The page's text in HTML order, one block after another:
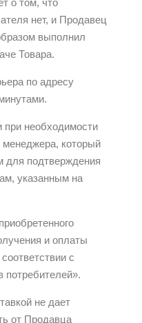
о том, что
нет, и Продавец
выполнил
Товара.
по адресу
при необходимости
который
для подтверждения
указанным на
и оплаты
с
не дает
от Продавца